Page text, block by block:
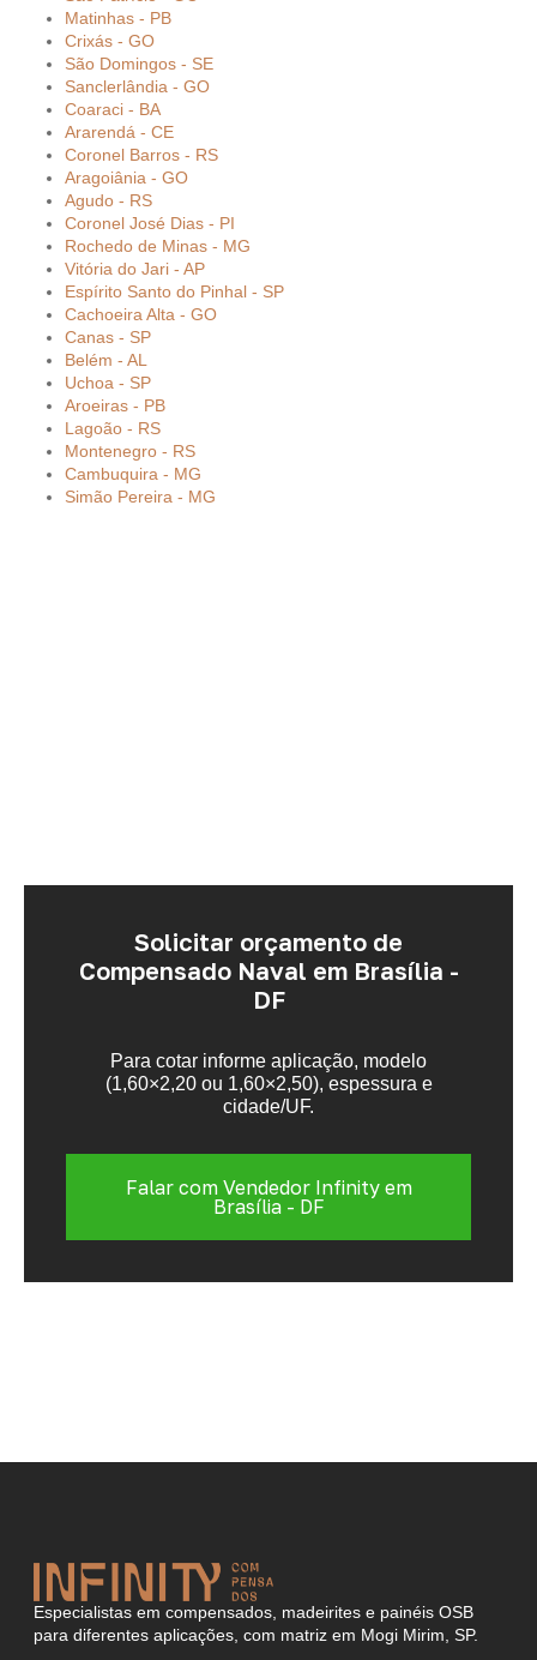
Matinhas - PB
Crixás - GO
São Domingos - SE
Sanclerlândia - GO
Coaraci - BA
Ararendá - CE
Coronel Barros - RS
Aragoiânia - GO
Agudo - RS
Coronel José Dias - PI
Rochedo de Minas - MG
Vitória do Jari - AP
Espírito Santo do Pinhal - SP
Cachoeira Alta - GO
Canas - SP
Belém - AL
Uchoa - SP
Aroeiras - PB
Lagoão - RS
Montenegro - RS
Cambuquira - MG
Simão Pereira - MG
Solicitar orçamento de
Compensado Naval em Brasília -
DF
Para cotar informe aplicação, modelo
(1,60×2,20 ou 1,60×2,50), espessura e
cidade/UF.
Falar com Vendedor Infinity em
Brasília - DF
Especialistas em compensados, madeirites e painéis OSB
para diferentes aplicações, com matriz em Mogi Mirim, SP.